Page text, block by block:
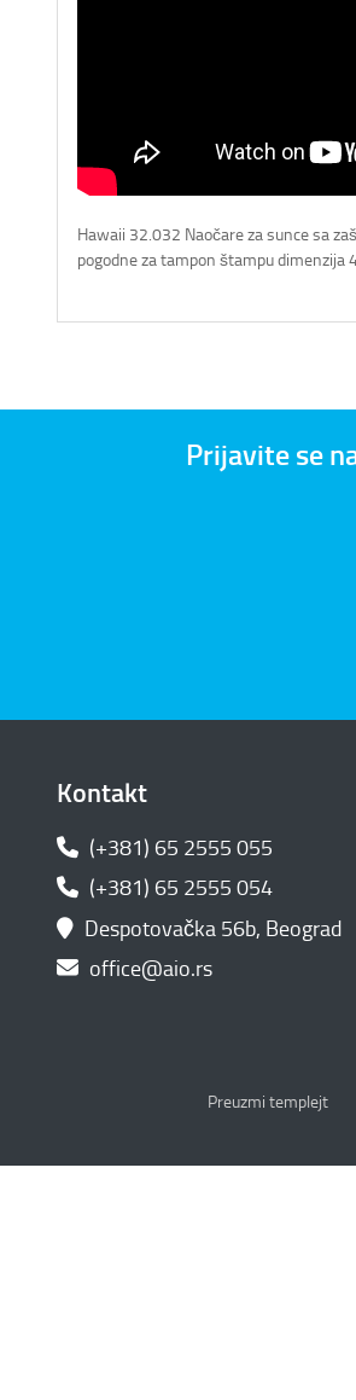
Hawaii 32.032 Naočare za sunce sa
pogodne za tampon štampu dimenzija
Prijavite se
Kontakt
(+381) 65 2555 055
(+381) 65 2555 054
Despotovačka 56b, Beograd
office@aio.rs
Preuzmi templejt